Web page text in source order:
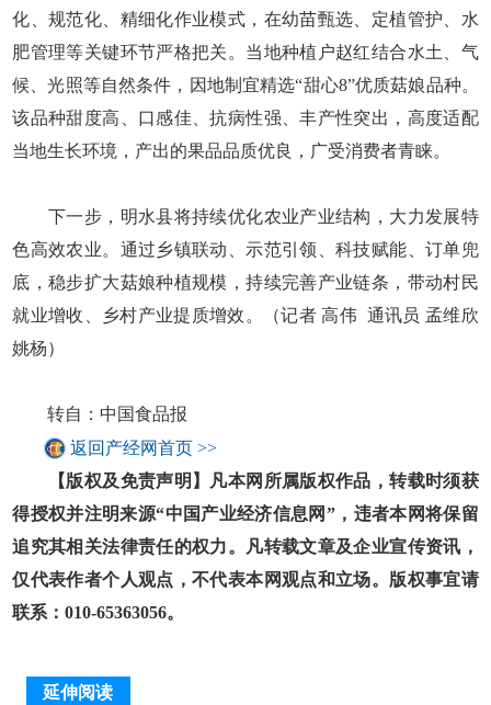
化、规范化、精细化作业模式，在幼苗甄选、定植管护、水
肥管理等关键环节严格把关。当地种植户赵红结合水土、气
候、光照等自然条件，因地制宜精选“甜心8”优质菇娘品种。
该品种甜度高、口感佳、抗病性强、丰产性突出，高度适配
当地生长环境，产出的果品品质优良，广受消费者青睐。
下一步，明水县将持续优化农业产业结构，大力发展特
色高效农业。通过乡镇联动、示范引领、科技赋能、订单兜
底，稳步扩大菇娘种植规模，持续完善产业链条，带动村民
就业增收、乡村产业提质增效。（记者 高伟 通讯员 孟维欣
姚杨）
转自：中国食品报
返回产经网首页 >>
【版权及免责声明】凡本网所属版权作品，转载时须获
得授权并注明来源“中国产业经济信息网”，违者本网将保留
追究其相关法律责任的权力。凡转载文章及企业宣传资讯，
仅代表作者个人观点，不代表本网观点和立场。版权事宜请
联系：010-65363056。
延伸阅读